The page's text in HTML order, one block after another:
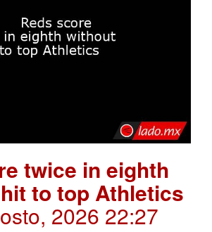
twice in eighth
to top Athletics
2026 22:27